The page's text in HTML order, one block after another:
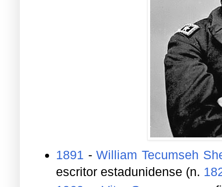
William Tecumseh
escritor estadunidense (n.
Vito Genovese,
2003 - Ovelha Dolly ,
partir de uma célula adulta